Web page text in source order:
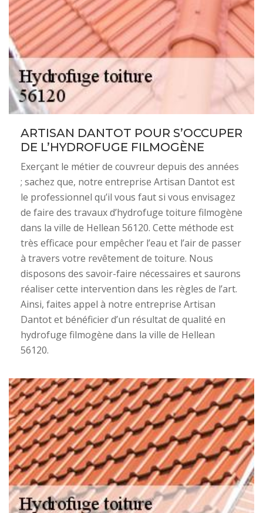
ARTISAN DANTOT POUR S’OCCUPER
DE L’HYDROFUGE FILMOGÈNE
Exerçant le métier de couvreur depuis des années
; sachez que, notre entreprise Artisan Dantot est
le professionnel qu’il vous faut si vous envisagez
de faire des travaux d’hydrofuge toiture filmogène
dans la ville de Hellean 56120. Cette méthode est
très efficace pour empêcher l’eau et l’air de passer
à travers votre revêtement de toiture. Nous
disposons des savoir-faire nécessaires et saurons
réaliser cette intervention dans les règles de l’art.
Ainsi, faites appel à notre entreprise Artisan
Dantot et bénéficier d’un résultat de qualité en
hydrofuge filmogène dans la ville de Hellean
56120.